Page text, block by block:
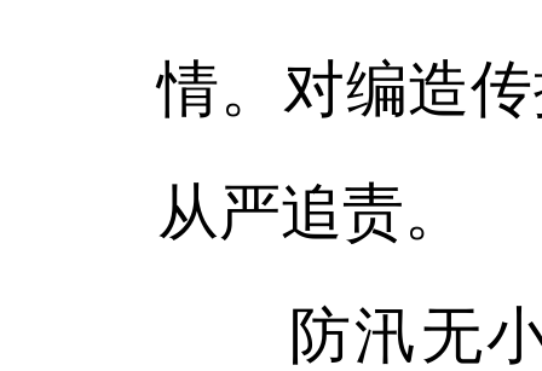
情。对编造
从严追责。
防汛无小